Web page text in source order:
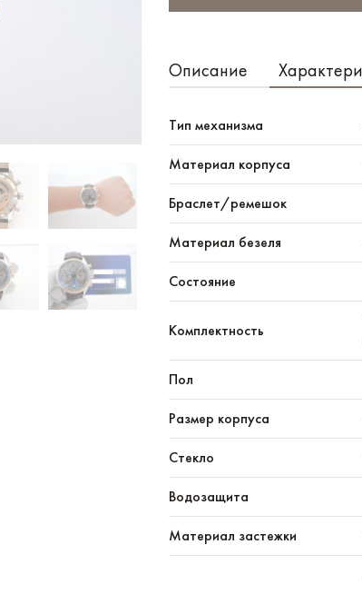
Описание
Тип механизма
Материал корпуса
Браслет/ремешок
Материал безеля
Состояние
Комплектность
Пол
Размер корпуса
Стекло
Водозащита
Материал застежки